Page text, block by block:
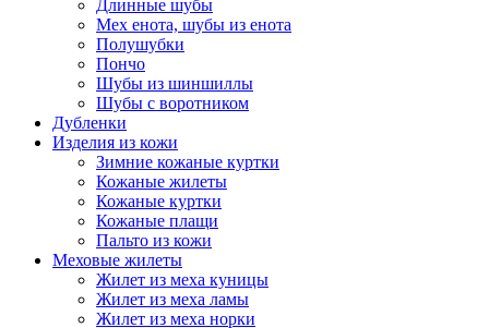
Длинные шубы
Мех енота, шубы из енота
Полушубки
Пончо
Шубы из шиншиллы
Шубы с воротником
Дубленки
Изделия из кожи
Зимние кожаные куртки
Кожаные жилеты
Кожаные куртки
Кожаные плащи
Пальто из кожи
Меховые жилеты
Жилет из меха куницы
Жилет из меха ламы
Жилет из меха норки